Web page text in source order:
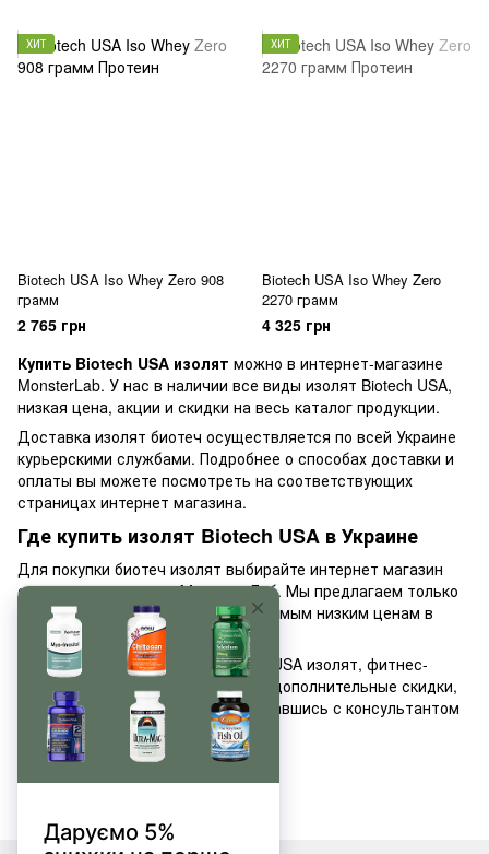
ХИТ
Biotech USA Iso Whey Zero 908
грамм
2 765 грн
ХИТ
Biotech USA Iso Whey Zero
2270 грамм
4 325 грн
Купить Biotech USA изолят можно в интернет-магазине
MonsterLab. У нас в наличии все виды изолят Biotech USA,
низкая цена, акции и скидки на весь каталог продукции.
Доставка изолят биотеч осуществляется по всей Украине
курьерскими службами. Подробнее о способах доставки и
оплаты вы можете посмотреть на соответствующих
страницах интернет магазина.
Где купить изолят Biotech USA в Украине
Для покупки биотеч изолят выбирайте интернет магазин
спортивного питания Монстер Лаб. Мы предлагаем только
высококачественные товары по самым низким ценам в
Украине.
Для оптовых покупателей Biotech USA изолят, фитнес-
тренеров и магазинов действуют дополнительные скидки,
узнать о которой вы можете, связавшись с консультантом
нашего магазина.
Приятных покупок!